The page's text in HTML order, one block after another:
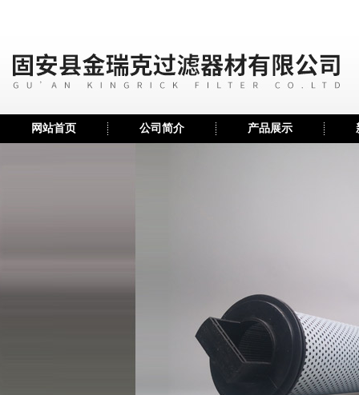
网站首页 公司简介 产品展示